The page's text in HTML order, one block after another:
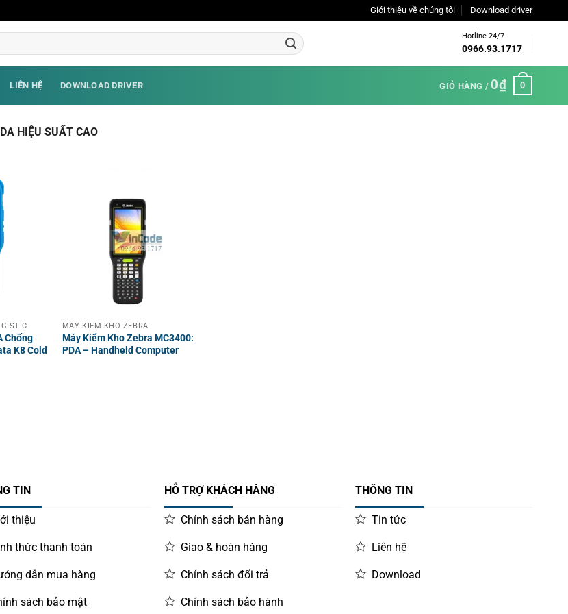
Giới thiệu về chúng tôi Download driver
Hotline 24/7
0966.93.1717
LIÊN HỆ DOWNLOAD DRIVER GIỎ HÀNG / 0₫ 0
HIỆU SUẤT CAO
Chống
K8 Cold
MÁY KIỂM KHO ZEBRA
Máy Kiểm Kho Zebra MC3400:
PDA – Handheld Computer
TIN
thiệu
thức thanh toán
dẫn mua hàng
sách bảo mật
HỖ TRỢ KHÁCH HÀNG
Chính sách bán hàng
Giao & hoàn hàng
Chính sách đổi trả
Chính sách bảo hành
THÔNG TIN
Tin tức
Liên hệ
Download